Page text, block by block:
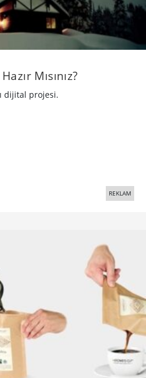
Mısınız?
dijital projesi.
REKLAM